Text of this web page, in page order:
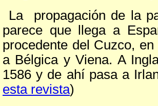
La propagación de la
parece que llega a
procedente del Cuzco,
a Bélgica y Viena. A
1586 y de ahí pasa a
esta revista)